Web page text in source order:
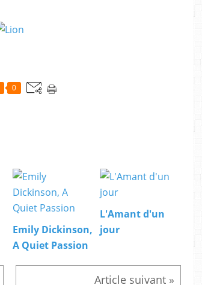
0
Emily Dickinson,
A Quiet Passion
L'Amant d'un
jour